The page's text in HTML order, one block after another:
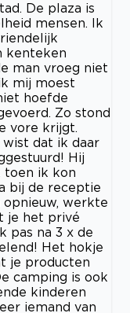
De plaza is
mensen. Ik
kenteken
man vroeg niet
mij moest
hoefde
Zo stond
vore krijgt.
dat ik daar
Hij
toen ik kon
bij de receptie
werkte
je het privé
pas na 3 x de
Het hokje
je producten
camping is ook
kinderen
iemand van